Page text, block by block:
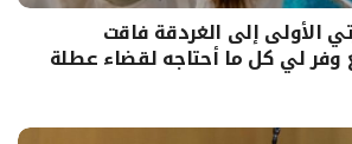
الأولى إلى الغردقة فاقت
وفر لي كل ما أحتاجه لقضاء عطلة